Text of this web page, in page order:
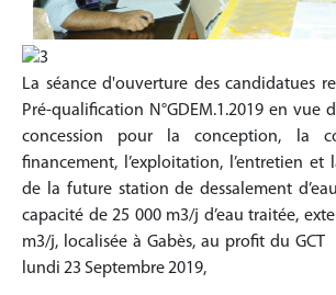
La séance d'ouverture des candidatues
Pré-qualification N°GDEM.1.2019 en vue
concession pour la conception, la
financement, l’exploitation, l’entretien et
de la future station de dessalement
capacité de 25 000 m3/j d’eau traitée,
m3/j, localisée à Gabès, au profit du
lundi 23 Septembre 2019,